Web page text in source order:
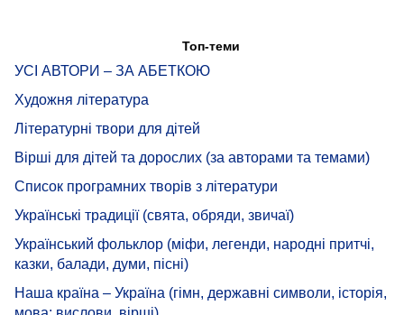
Топ-теми
УСІ АВТОРИ – ЗА АБЕТКОЮ
Художня література
Літературні твори для дітей
Вірші для дітей та дорослих (за авторами та темами)
Список програмних творів з літератури
Українські традиції (свята, обряди, звичаї)
Український фольклор (міфи, легенди, народні притчі,
казки, балади, думи, пісні)
Наша країна – Україна (гімн, державні символи, історія,